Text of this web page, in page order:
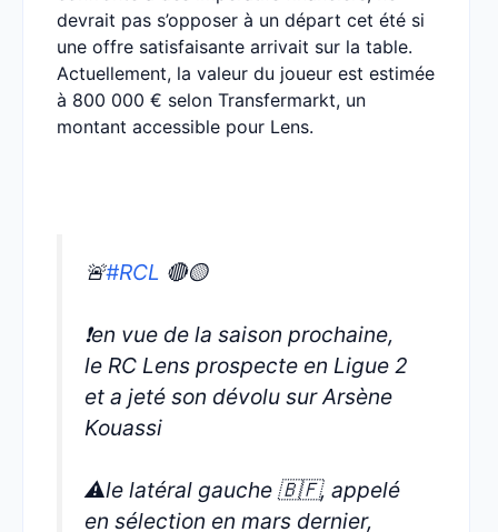
devrait pas s’opposer à un départ cet été si
une offre satisfaisante arrivait sur la table.
Actuellement, la valeur du joueur est estimée
à 800 000 € selon Transfermarkt, un
montant accessible pour Lens.
🚨#RCL 🔴🟡
❗️en vue de la saison prochaine,
le RC Lens prospecte en Ligue 2
et a jeté son dévolu sur Arsène
Kouassi
⚠️le latéral gauche 🇧🇫, appelé
en sélection en mars dernier,